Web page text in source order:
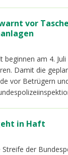
vor
am 4.
Damit die
vor Betrügern
in Haft
der